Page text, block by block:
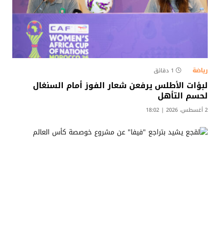
رياضة 1 دقائق
لبؤات الأطلس يرفعن شعار الفوز أمام السنغال
لحسم التأهل
2 أغسطس، 2026 | 18:02